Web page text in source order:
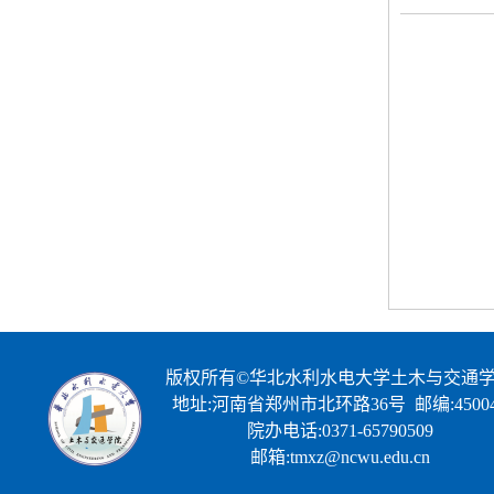
版权所有©华北水利水电大学土木与交通
地址:河南省郑州市北环路36号 邮编
院办电话:0371-65790509
邮箱:tmxz@ncwu.edu.cn